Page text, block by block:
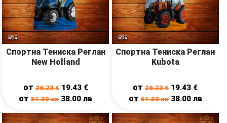
Спортна Тениска Реглан
New Holland
от26.23€ 19.43 €
от51.30лв 38.00лв
Спортна Тениска Реглан
Kubota
от26.23€ 19.43 €
от 51.30лв 38.00 лв